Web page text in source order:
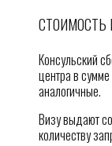
СТОИМОСТЬ
Консульский
центра в
аналогичные.
Визу выдают
количеству